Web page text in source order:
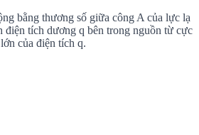
bằng thương số giữa công A của lực lạ
điện tích dương q bên trong nguồn từ cực
của điện tích q.